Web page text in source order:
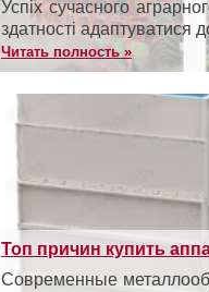
Успіх сучасного
здатності адаптуватися
Читать полность »
Топ причин купить
Современные